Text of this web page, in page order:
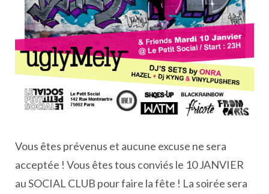
Vous êtes prévenus et aucune excuse ne sera
acceptée ! Vous êtes tous conviés le 10 JANVIER
au SOCIAL CLUB pour faire la fête ! La soirée sera